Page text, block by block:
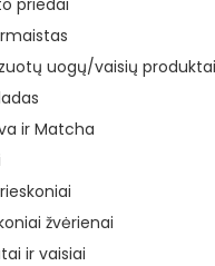
priedai
uogų/vaisių produktai
ir Matcha
žvėrienai
ir vaisiai